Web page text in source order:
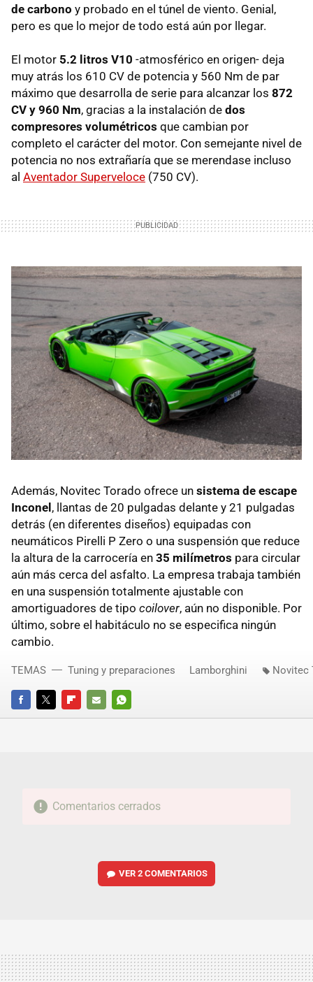
de carbono y probado en el túnel de viento. Genial,
pero es que lo mejor de todo está aún por llegar.
El motor 5.2 litros V10 -atmosférico en origen- deja
muy atrás los 610 CV de potencia y 560 Nm de par
máximo que desarrolla de serie para alcanzar los 872
CV y 960 Nm, gracias a la instalación de dos
compresores volumétricos que cambian por
completo el carácter del motor. Con semejante nivel de
potencia no nos extrañaría que se merendase incluso
al Aventador Superveloce (750 CV).
Además, Novitec Torado ofrece un sistema de escape
Inconel, llantas de 20 pulgadas delante y 21 pulgadas
detrás (en diferentes diseños) equipadas con
neumáticos Pirelli P Zero o una suspensión que reduce
la altura de la carrocería en 35 milímetros para circular
aún más cerca del asfalto. La empresa trabaja también
en una suspensión totalmente ajustable con
amortiguadores de tipo coilover, aún no disponible. Por
último, sobre el habitáculo no se especifica ningún
cambio.
FACEBOOKTWITTERFLIPBOARD
E-
WHATSAPP
TEMAS Tuning y preparaciones Lamborghini Novitec
Comentarios cerrados
VER2 COMENTARIOS